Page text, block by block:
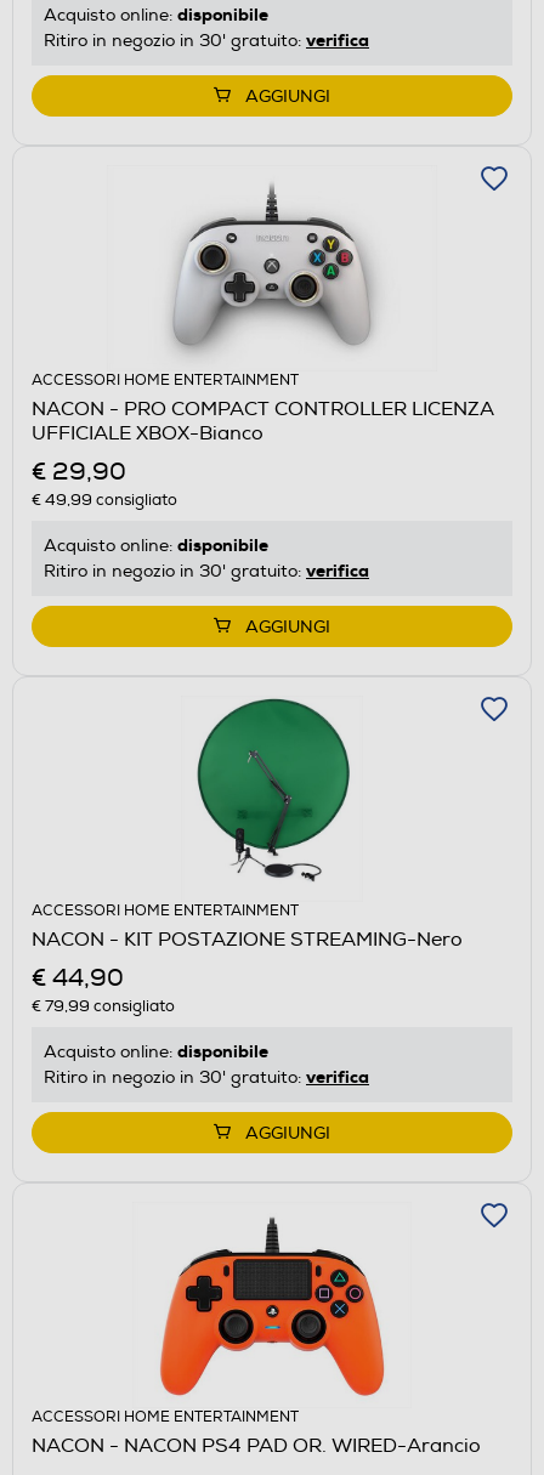
Acquisto online: disponibile
Ritiro in negozio in 30' gratuito: verifica
AGGIUNGI
ACCESSORI HOME ENTERTAINMENT
NACON - PRO COMPACT CONTROLLER LICENZA
UFFICIALE XBOX-Bianco
€ 29,90
€ 49,99 consigliato
Acquisto online: disponibile
Ritiro in negozio in 30' gratuito: verifica
AGGIUNGI
ACCESSORI HOME ENTERTAINMENT
NACON - KIT POSTAZIONE STREAMING-Nero
€ 44,90
€ 79,99 consigliato
Acquisto online: disponibile
Ritiro in negozio in 30' gratuito: verifica
AGGIUNGI
ACCESSORI HOME ENTERTAINMENT
NACON - NACON PS4 PAD OR. WIRED-Arancio